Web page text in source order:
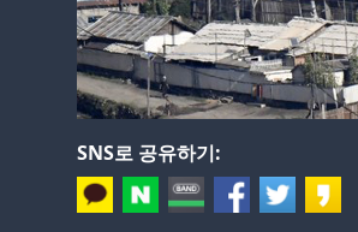
SNS로 공유하기: